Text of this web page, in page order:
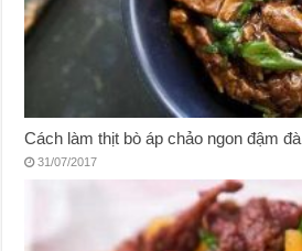
Cách làm thịt bò áp chảo ngon đậm đà
31/07/2017